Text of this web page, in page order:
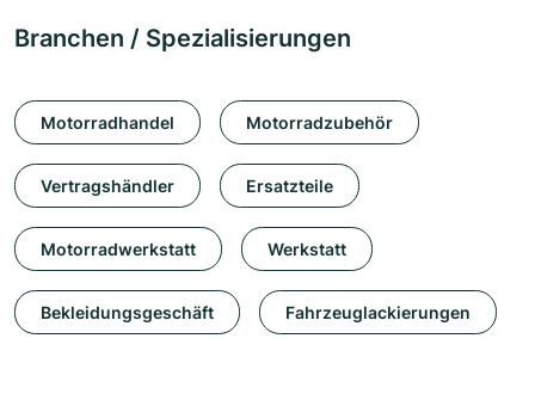
Branchen / Spezialisierungen
Motorradhandel Motorradzubehör
Vertragshändler Ersatzteile
Motorradwerkstatt Werkstatt
Bekleidungsgeschäft Fahrzeuglackierungen